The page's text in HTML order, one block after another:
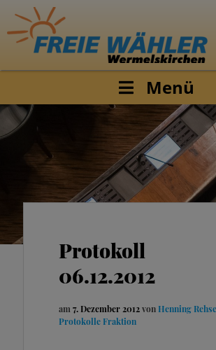
Menü
Protokoll
06.12.2012
am 7. Dezember 2012von Henning Rehse
Protokolle Fraktion